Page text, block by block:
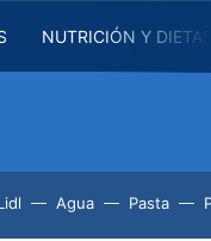
NUTRICIÓN Y
Agua Pasta